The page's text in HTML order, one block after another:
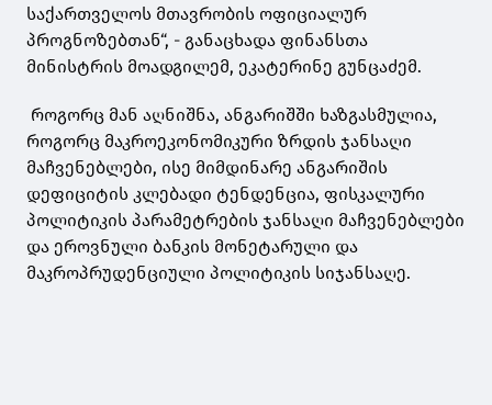
საქართველოს მთავრობის ოფიციალურ
პროგნოზებთან“, - განაცხადა ფინანსთა
მინისტრის მოადგილემ, ეკატერინე გუნცაძემ.
როგორც მან აღნიშნა, ანგარიშში ხაზგასმულია,
როგორც მაკროეკონომიკური ზრდის ჯანსაღი
მაჩვენებლები, ისე მიმდინარე ანგარიშის
დეფიციტის კლებადი ტენდენცია, ფისკალური
პოლიტიკის პარამეტრების ჯანსაღი მაჩვენებლები
და ეროვნული ბანკის მონეტარული და
მაკროპრუდენციული პოლიტიკის სიჯანსაღე.